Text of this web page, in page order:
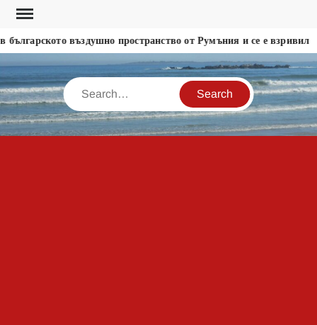
Skip
content
въздушно пространство от Румъния и се е взривил
Search